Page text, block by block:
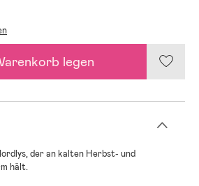
legen
der an kalten Herbst- und
hält.